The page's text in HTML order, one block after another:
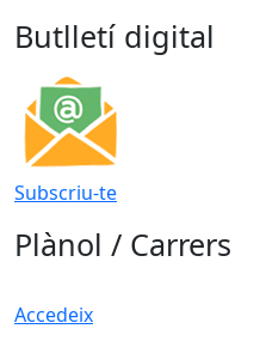
Butlletí digital
Subscriu-te
Plànol / Carrers
Accedeix